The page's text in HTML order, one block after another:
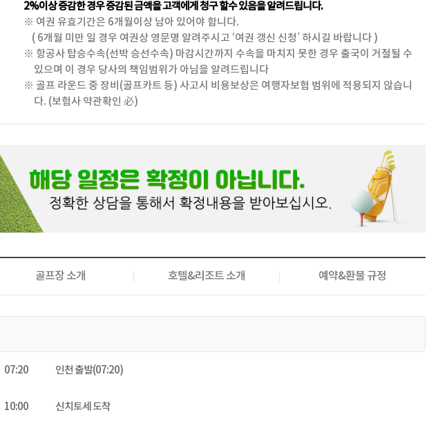
2%이상 증감한 경우 증감된 금액을 고객에게 청구 할수 있음을 알려드립니다.
※ 여권 유효기간은 6개월이상 남아 있어야 합니다.
( 6개월 미만 일 경우 여권상 영문명 알려주시고 ‘여권 갱신 신청’ 하시길 바랍니다 )
※ 항공사 탑승수속(선박 승선수속) 마감시간까지 수속을 마치지 못한 경우 출국이 거절될 수
있으며 이 경우 당사의 책임범위가 아님을 알려드립니다
※ 골프 라운드 중 장비(골프카트 등) 사고시 비용보상은 여행자보험 범위에 적용되지 않습니
다. (보험사 약관확인 必)
골프장 소개 호텔&리조트 소개 예약&환불 규정
07:20 인천 출발(07:20)
10:00 신치토세 도착